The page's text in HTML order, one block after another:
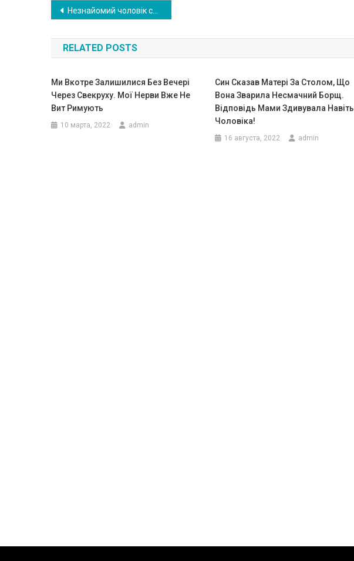
Навигация
по
записям
Незнайомий чоловік став для дітей ближче рідної матері. Потім діти дізналися, хто насправді цей незнайомець
RELATED POSTS
Ми Вкотре Залишилися Без Вечері
Через Свекруху. Мої Нерви Вже Не
Вит Римують
10 марта, 2022 admin
Син Сказав Матері За Столом, Що
Вона Зварила Несмачний Борщ.
Відповідь Мами Здивувала Навіть
Чоловіка!
16 августа, 2022 admin